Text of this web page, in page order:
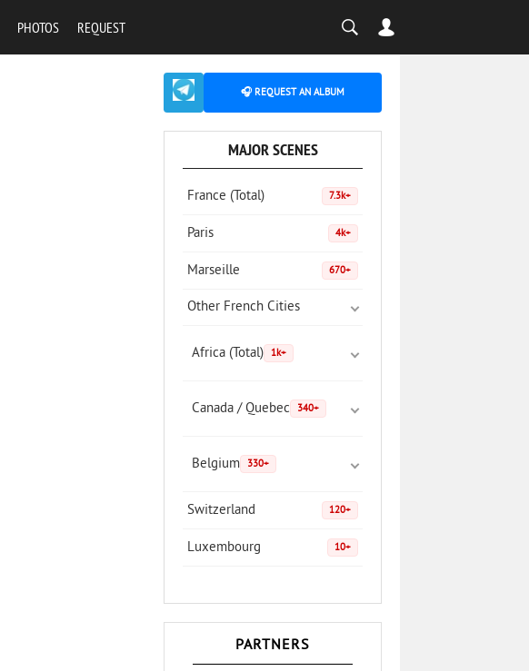
PHOTOS REQUEST
🎧 REQUEST AN ALBUM
MAJOR SCENES
France (Total) 7.3k+
Paris 4k+
Marseille 670+
Other French Cities
Africa (Total) 1k+
Canada / Quebec 340+
Belgium 330+
Switzerland 120+
Luxembourg 10+
PARTNERS